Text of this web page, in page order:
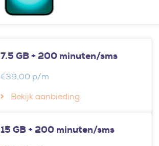
7.5 GB + 200 minuten/sms
€39,00 p/m
Bekijk aanbieding
15 GB + 200 minuten/sms